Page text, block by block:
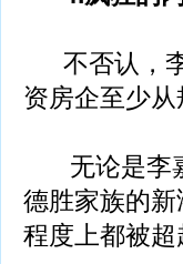
不否认，李
资房企至少
无论是李嘉
德胜家族的
程度上都被超